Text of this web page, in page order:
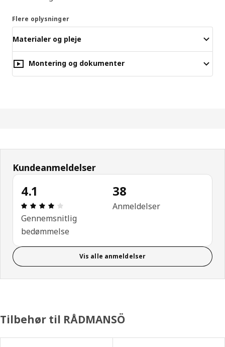
Flere oplysninger
Materialer og pleje
Montering og dokumenter
Kundeanmeldelser
4.1
Anmeldelse: 4.1 Ud af 5 Stjerner. Anmeldelser i
Gennemsnitlig
bedømmelse
38
Anmeldelser
Vis alle anmeldelser
Tilbehør til RÅDMANSÖ